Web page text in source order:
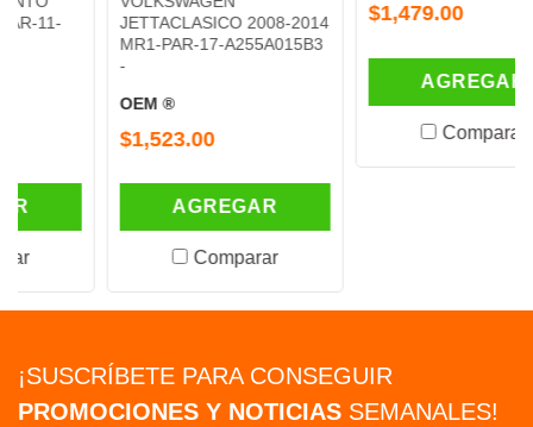
JETTACLASICO 2008-2014
MR1-PAR-17-A255A015B3
$1,523.00
AGREGAR
Comparar
$1,479.00
AGREGAR
Comparar
¡SUSCRÍBETE PARA CONSEGUIR
PROMOCIONES Y NOTICIAS SEMANALES!